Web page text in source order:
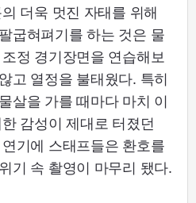
더욱 멋진 자태를 위해
굽혀펴기를 하는 것은 물
정 경기장면을 연습해보
고 열정을 불태웠다. 특히
살을 가를 때마다 마치 이
감성이 제대로 터졌던
기에 스태프들은 환호를
기 속 촬영이 마무리 됐다.